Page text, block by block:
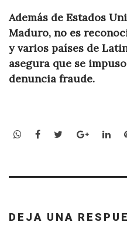
Además de Estados
Maduro, no es
y varios países de
asegura que se
denuncia fraude.
WhatsApp
Facebook
TwitterGoogle+
DEJA UNA